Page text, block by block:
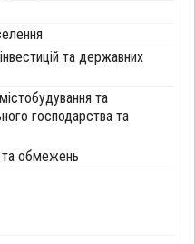
та державних
та
господарства та
та обмежень